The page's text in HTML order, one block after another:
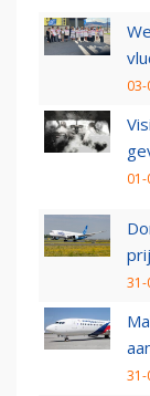
31-
31-